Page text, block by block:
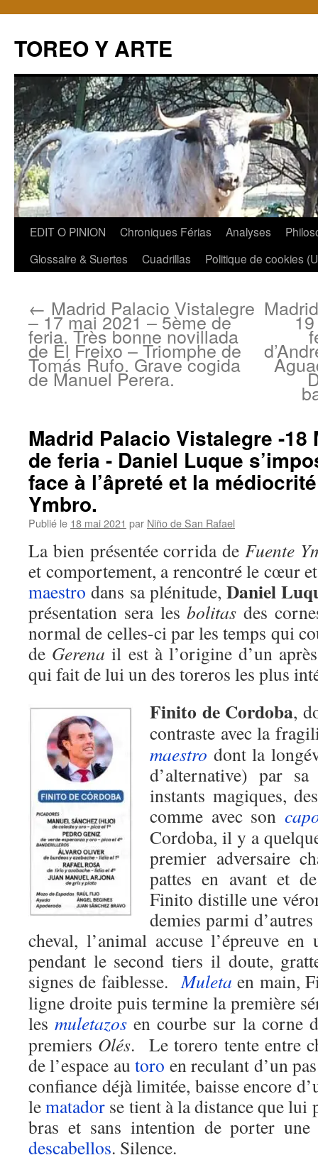
TOREO Y ARTE
Aller
EDIT O PINION Chroniques Férias Analyses
Glossaire & Suertes
Cuadrillas Politique de cookies
← Madrid Palacio Vistalegre
– 17 mai 2021 – 5ème de
feria. Très bonne novillada
de El Freixo – Triomphe de
Tomás Rufo. Grave cogida
de Manuel Perera.
Madrid Palacio Vistalegre -18
de feria - Daniel Luque
face à l’âpreté et la
Ymbro.
Publié le 18 mai 2021 par Niño de San Rafael
La bien présentée corrida de Fuente
et comportement, a rencontré le cœur
maestro dans sa plénitude,Daniel
présentation sera lesbolitas des
normal de celles-ci par les temps qui
de Gerena il est à l’origine d’un
qui fait de lui un des toreros les plus
Finito de Cordoba,
contraste avec la
maestro dont la
d’alternative) par
instants magiques,
comme avec son
Cordoba, il y a
premier adversaire
pattes en avant et
Finito distille une
demies parmi d’autres
cheval, l’animal accuse l’épreuve
pendant le second tiers il doute,
signes de faiblesse.Muleta en main,
ligne droite puis termine la première
lesmuletazos en courbe sur la corne
premiers Olés. Le torero tente entre
de l’espace autoro en reculant d’un
confiance déjà limitée, baisse encore
lematador se tient à la distance que lui
bras et sans intention de porter
descabellos. Silence.